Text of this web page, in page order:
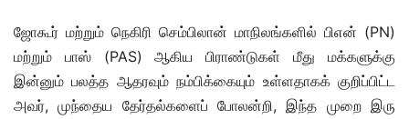
ஜோகூர் மற்றும் நெகிரி செம்பிலான் மாநிலங்களில் பிஎன் (PN)
மற்றும் பாஸ் (PAS) ஆகிய பிராண்டுகள் மீது மக்களுக்கு
இன்னும் பலத்த ஆதரவும் நம்பிக்கையும் உள்ளதாகக் குறிப்பிட்ட
அவர், முந்தைய தேர்தல்களைப் போலன்றி, இந்த முறை இரு